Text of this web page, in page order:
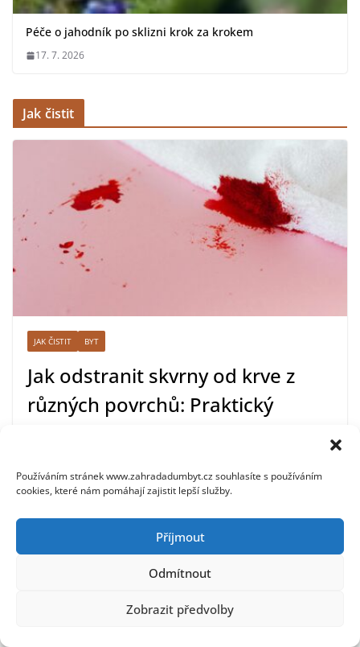
Používáním stránek www.zahradadumbyt.cz souhlasíte s používáním
cookies, které nám pomáhají zajistit lepší služby.
Příjmout
Odmítnout
Zobrazit předvolby
Péče o jahodník po sklizni krok za krokem
17. 7. 2026
Jak čistit
JAK ČISTIT BYT
Jak odstranit skvrny od krve z
různých povrchů: Praktický
Odstraňování skvrn od krve může být výzvou. Proto je